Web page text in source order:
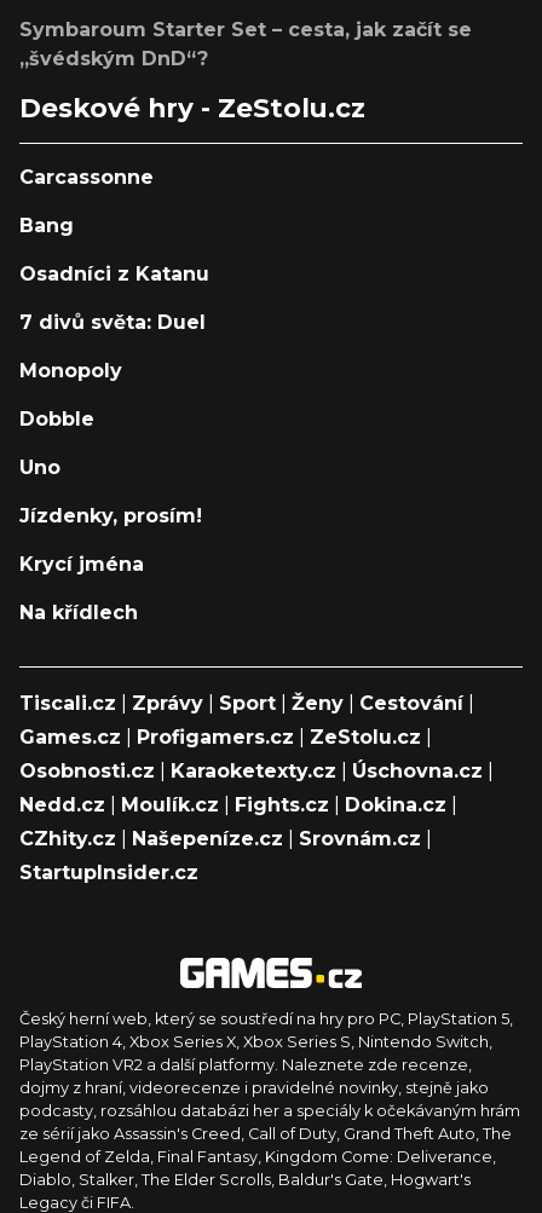
Symbaroum Starter Set – cesta, jak začít se
„švédským DnD“?
Deskové hry - ZeStolu.cz
Carcassonne
Bang
Osadníci z Katanu
7 divů světa: Duel
Monopoly
Dobble
Uno
Jízdenky, prosím!
Krycí jména
Na křídlech
Tiscali.cz Zprávy Sport Ženy Cestování|
Games.cz
Profigamers.cz ZeStolu.cz
Osobnosti.cz
Karaoketexty.cz Úschovna.cz
Nedd.cz
Moulík.cz Fights.cz Dokina.cz
CZhity.cz
Našepeníze.cz Srovnám.cz
StartupInsider.cz
Český herní web, který se soustředí na hry pro PC, PlayStation 5,
PlayStation 4, Xbox Series X, Xbox Series S, Nintendo Switch,
PlayStation VR2 a další platformy. Naleznete zde recenze,
dojmy z hraní, videorecenze i pravidelné novinky, stejně jako
podcasty, rozsáhlou databázi her a speciály k očekávaným hrám
ze sérií jako Assassin's Creed, Call of Duty, Grand Theft Auto, The
Legend of Zelda, Final Fantasy, Kingdom Come: Deliverance,
Diablo, Stalker, The Elder Scrolls, Baldur's Gate, Hogwart's
Legacy či FIFA.